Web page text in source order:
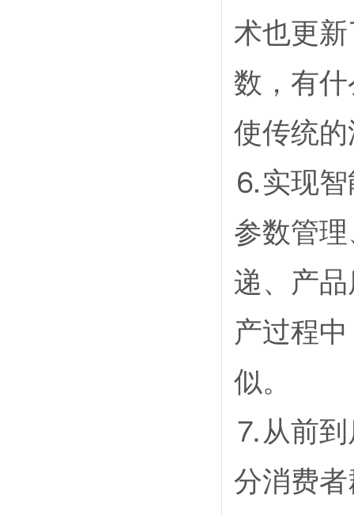
术也更
数，有
使传统
⒍实现智
参数管
递、产
产过程
似。
⒎从前到
分消费